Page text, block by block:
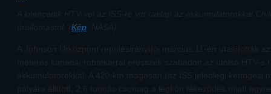
A kilencedik HTV-vel az ISS-re vitt raklap az akkumulátorokkal
űrállomástól. (Kép: NASA)
A Johnson Űrközpont repülésirányítói március 11-én utasították
méteres kanadai robotkarral eresszék szabadon az utolsó HTV-s
akkumulátorokkal. A 420 km magasan (az ISS jelenlegi keringési
pályára állított, 2,6 tonnás csomag a légköri fékeződés miatt